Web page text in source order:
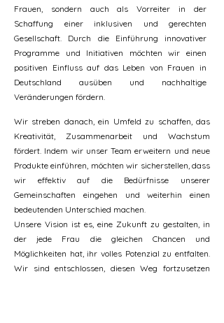
Frauen, sondern auch als Vorreiter in der
Schaffung einer inklusiven und gerechten
Gesellschaft. Durch die Einführung innovativer
Programme und Initiativen möchten wir einen
positiven Einfluss auf das Leben von Frauen in
Deutschland ausüben und nachhaltige
Veränderungen fördern.
Wir streben danach, ein Umfeld zu schaffen, das
Kreativität, Zusammenarbeit und Wachstum
fördert. Indem wir unser Team erweitern und neue
Produkte einführen, möchten wir sicherstellen, dass
wir effektiv auf die Bedürfnisse unserer
Gemeinschaften eingehen und weiterhin einen
bedeutenden Unterschied machen.
Unsere Vision ist es, eine Zukunft zu gestalten, in
der jede Frau die gleichen Chancen und
Möglichkeiten hat, ihr volles Potenzial zu entfalten.
Wir sind entschlossen, diesen Weg fortzusetzen